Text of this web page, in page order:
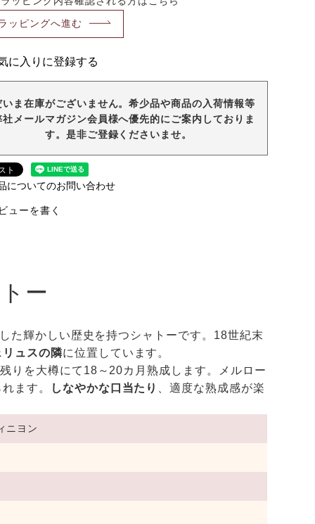
ッピングへ進む
に入りに登録する
いま在庫がございません。希少品や商品の入荷情報等
社メールマガジン会員様へ優先的にご案内しておりま
す。是非ご登録くださいませ。
についてのお問い合わせ
ューを書く
ー
た輝かしい歴史を持つシャトーです。18世紀末
ュスの隣に位置しています。
りを大樽にて18～20カ月熟成します。メルロー
ます。
しなやかな口当たり 、適度な熟成感が楽
ニヨン